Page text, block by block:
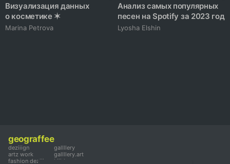
Визуализация данных
о косметике ✶
Marina Petrova
Анализ самых популярных
песен на Spotify за 2023 год
Lyosha Elshin
geograffee
deziiign
artz work
fashion deziiign
gallllery
gallllery.art
kiiids.art